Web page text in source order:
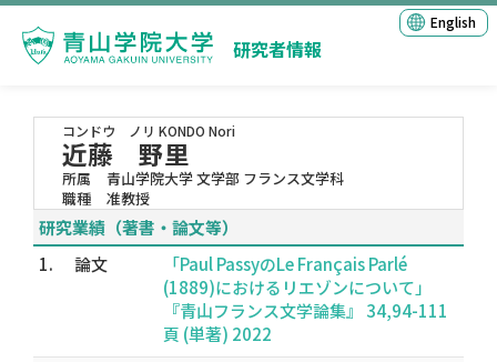
研究者情報
English
コンドウ ノリ KONDO Nori
近藤 野里
所属
青山学院大学 文学部 フランス文学科
職種
准教授
研究業績（著書・論文等）
1.
論文
「Paul PassyのLe Français Parlé
(1889)におけるリエゾンについて」
『青山フランス文学論集』 34,94-111
頁 (単著) 2022